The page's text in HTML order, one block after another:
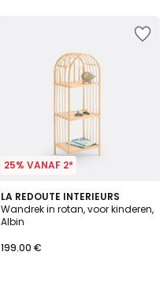
25% VANAF 2*
LA REDOUTE INTERIEURS
Wandrek in rotan, voor kinderen,
Albin
199.00 €
4.5
/ 5